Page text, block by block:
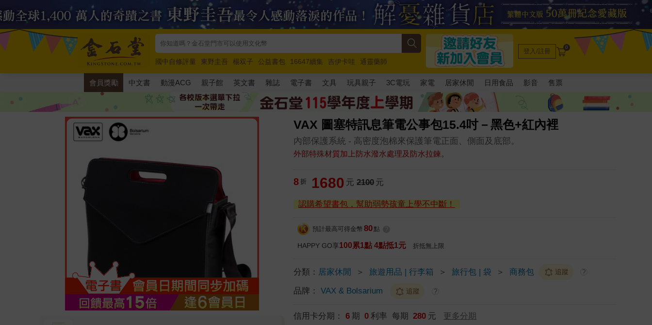
國中自修評量 東野圭吾 楊双子 公益書包 16647續集 吉伊卡哇
通靈藥師
唯紅花綻放
奧德賽 路邊攤新作 馬斯克 玩具總動員5 超慢跑
登入/註冊 0
會員獎勵 中文書 動漫ACG 親子館 英文書 雜誌 電子書 文具 玩具親子 3C電玩 家電 居家休閒 日用食品 影音 售票
VAX 圖塞特訊息筆電公事包15.4吋－黑色+紅內裡
內部保護系統 - 高密度泡棉來保護筆電正面、側面及底部。
外部特殊材質加上防水潑水處理及防水拉鍊。
8 折 1680 元 2100 元
認購希望書包，幫助弱勢孩童上學不中斷！
預計最高可得金幣 80 點
HAPPY GO享100累1點 4點抵1元 折抵無上限
分類： 居家休閒 ＞ 旅遊用品 | 行李箱 ＞ 旅行包 | 袋 ＞ 商務包 追蹤 ?
品牌： VAX & Bolsarium 追蹤 ?
信用卡分期： 6 期 0 利率 每期 280 元 更多分期